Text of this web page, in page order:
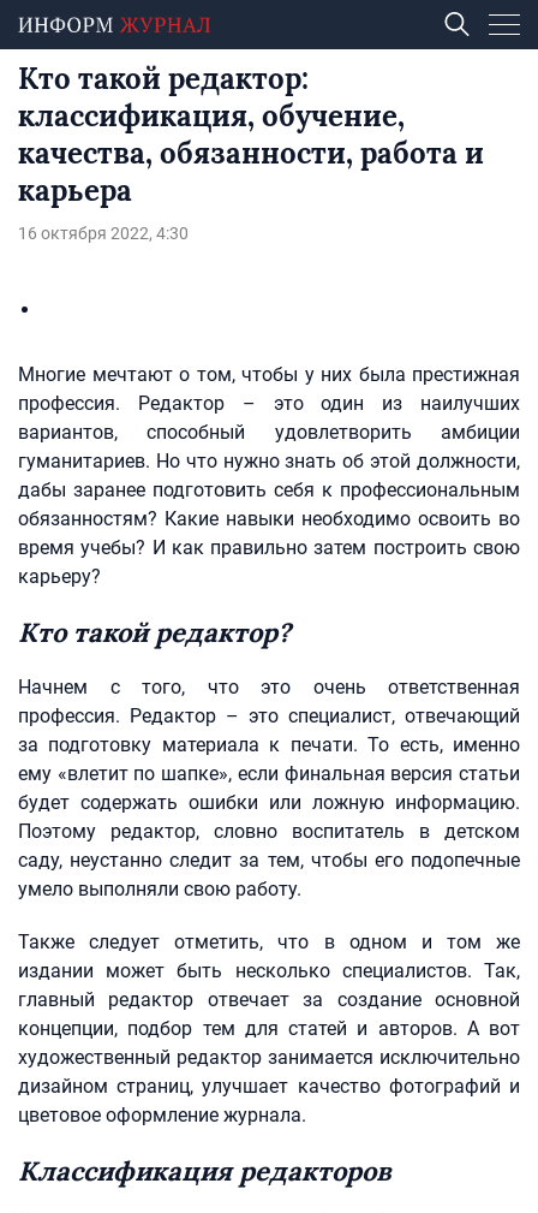
Кто такой редактор:
классификация, обучение,
качества, обязанности, работа и
карьера
16 октября 2022, 4:30
Многие мечтают о том, чтобы у них была престижная
профессия. Редактор – это один из наилучших
вариантов, способный удовлетворить амбиции
гуманитариев. Но что нужно знать об этой должности,
дабы заранее подготовить себя к профессиональным
обязанностям? Какие навыки необходимо освоить во
время учебы? И как правильно затем построить свою
карьеру?
Кто такой редактор?
Начнем с того, что это очень ответственная
профессия. Редактор – это специалист, отвечающий
за подготовку материала к печати. То есть, именно
ему «влетит по шапке», если финальная версия статьи
будет содержать ошибки или ложную информацию.
Поэтому редактор, словно воспитатель в детском
саду, неустанно следит за тем, чтобы его подопечные
умело выполняли свою работу.
Также следует отметить, что в одном и том же
издании может быть несколько специалистов. Так,
главный редактор отвечает за создание основной
концепции, подбор тем для статей и авторов. А вот
художественный редактор занимается исключительно
дизайном страниц, улучшает качество фотографий и
цветовое оформление журнала.
Классификация редакторов